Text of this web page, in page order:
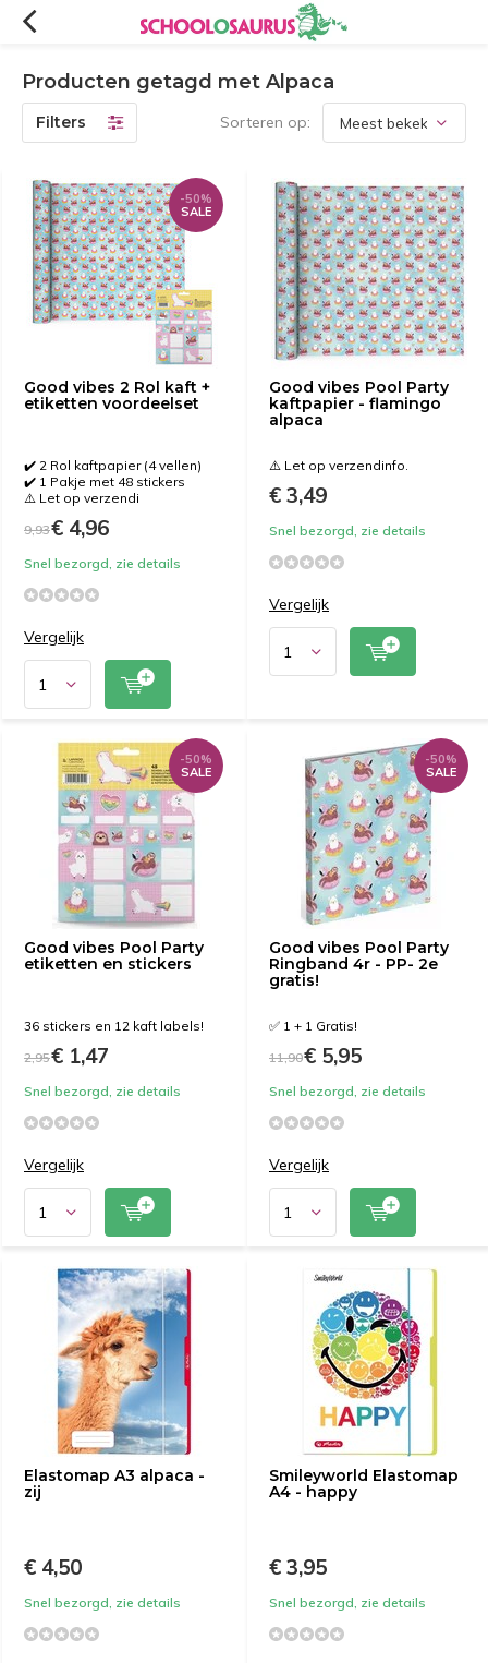
Producten getagd met Alpaca
Filters Sorteren op:
Good vibes 2 Rol kaft +
etiketten voordeelset
-50%
SALE
✔️ 2 Rol kaftpapier (4 vellen)
✔️ 1 Pakje met 48 stickers
⚠️ Let op verzendi
9,93€ 4,96
Snel bezorgd, zie details
Vergelijk
Good vibes Pool Party
kaftpapier - flamingo
alpaca
⚠️ Let op verzendinfo.
€ 3,49
Snel bezorgd, zie details
Vergelijk
Good vibes Pool Party
etiketten en stickers
-50%
SALE
36 stickers en 12 kaft labels!
2,95€ 1,47
Snel bezorgd, zie details
Vergelijk
Good vibes Pool Party
Ringband 4r - PP- 2e
gratis!
-50%
SALE
✅ 1 + 1 Gratis!
11,90€ 5,95
Snel bezorgd, zie details
Vergelijk
Elastomap A3 alpaca -
zij
€ 4,50
Snel bezorgd, zie details
Smileyworld Elastomap
A4 - happy
€ 3,95
Snel bezorgd, zie details